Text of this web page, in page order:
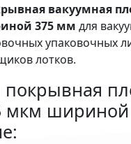
вакуумная
375 мм для
упаковочных
лотков.
покрывная
мкм